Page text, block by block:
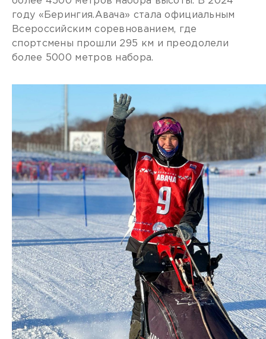
году «Берингия.Авача» стала официальным
Всероссийским соревнованием, где
спортсмены прошли 295 км и преодолели
более 5000 метров набора.